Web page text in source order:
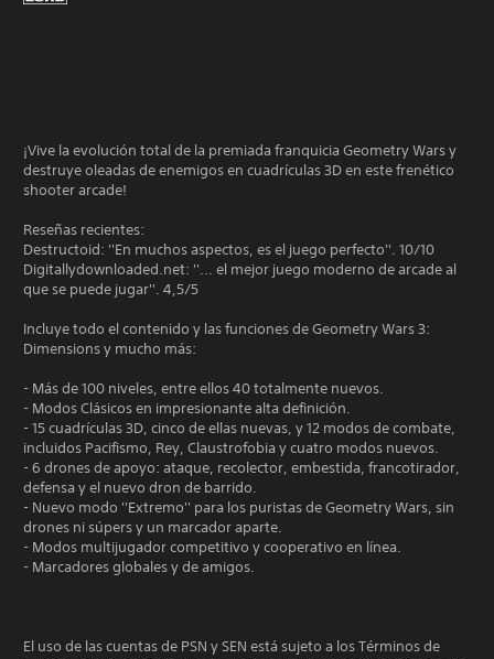
¡Vive la evolución total de la premiada franquicia Geometry Wars y
destruye oleadas de enemigos en cuadrículas 3D en este frenético
shooter arcade!
Reseñas recientes:
Destructoid: ''En muchos aspectos, es el juego perfecto''. 10/10
Digitallydownloaded.net: ''... el mejor juego moderno de arcade al
que se puede jugar''. 4,5/5
Incluye todo el contenido y las funciones de Geometry Wars 3:
Dimensions y mucho más:
- Más de 100 niveles, entre ellos 40 totalmente nuevos.
- Modos Clásicos en impresionante alta definición.
- 15 cuadrículas 3D, cinco de ellas nuevas, y 12 modos de combate,
incluidos Pacifismo, Rey, Claustrofobia y cuatro modos nuevos.
- 6 drones de apoyo: ataque, recolector, embestida, francotirador,
defensa y el nuevo dron de barrido.
- Nuevo modo ''Extremo'' para los puristas de Geometry Wars, sin
drones ni súpers y un marcador aparte.
- Modos multijugador competitivo y cooperativo en línea.
- Marcadores globales y de amigos.
El uso de las cuentas de PSN y SEN está sujeto a los Términos de